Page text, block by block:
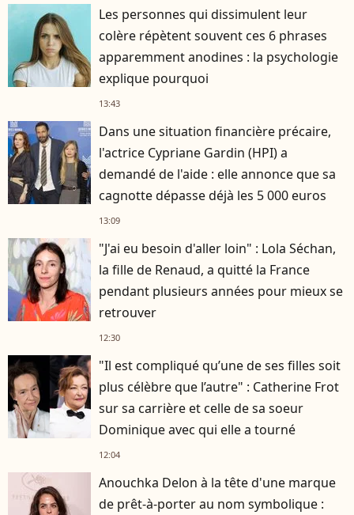
Les personnes qui dissimulent leur
colère répètent souvent ces 6 phrases
apparemment anodines : la psychologie
explique pourquoi
13:43
Dans une situation financière précaire,
l'actrice Cypriane Gardin (HPI) a
demandé de l'aide : elle annonce que sa
cagnotte dépasse déjà les 5 000 euros
13:09
"J'ai eu besoin d'aller loin" : Lola Séchan,
la fille de Renaud, a quitté la France
pendant plusieurs années pour mieux se
retrouver
12:30
"Il est compliqué qu’une de ses filles soit
plus célèbre que l’autre" : Catherine Frot
sur sa carrière et celle de sa soeur
Dominique avec qui elle a tourné
12:04
Anouchka Delon à la tête d'une marque
de prêt-à-porter au nom symbolique :